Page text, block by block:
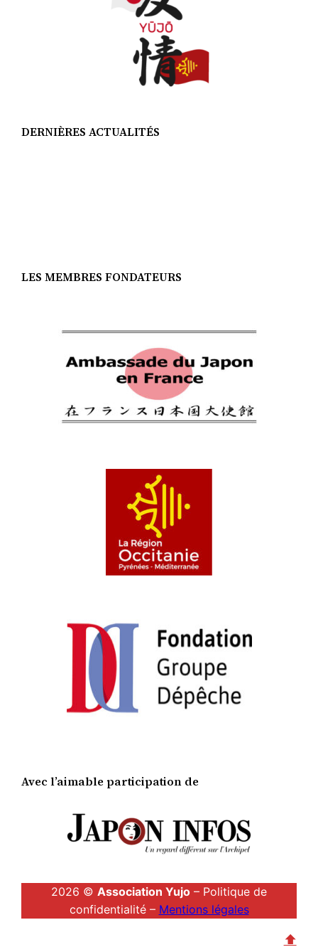
DERNIÈRES ACTUALITÉS
LES MEMBRES FONDATEURS
Avec l’aimable participation de
2026 © Association Yujo – Politique de
confidentialité – Mentions légales
⬆︎